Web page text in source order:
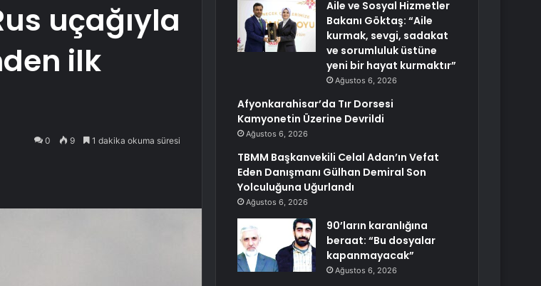
uçağıyla
ilk
0 9 1 dakika okuma süresi
Aile ve Sosyal Hizmetler
Bakanı Göktaş: “Aile
kurmak, sevgi, sadakat
ve sorumluluk üstüne
yeni bir hayat kurmaktır”
Ağustos 6, 2026
Afyonkarahisar’da Tır Dorsesi
Kamyonetin Üzerine Devrildi
Ağustos 6, 2026
TBMM Başkanvekili Celal Adan’ın Vefat
Eden Danışmanı Gülhan Demiral Son
Yolculuğuna Uğurlandı
Ağustos 6, 2026
90’ların karanlığına
beraat: “Bu dosyalar
kapanmayacak”
Ağustos 6, 2026